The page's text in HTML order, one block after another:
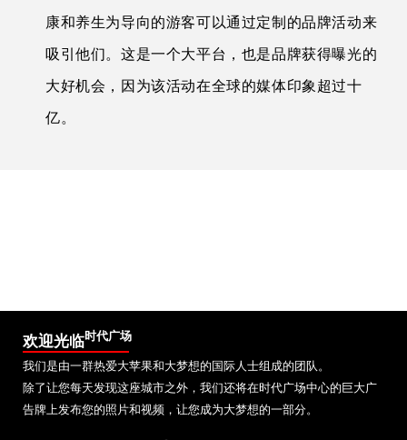
康和养生为导向的游客可以通过定制的品牌活动来
吸引他们。这是一个大平台，也是品牌获得曝光的
大好机会，因为该活动在全球的媒体印象超过十
亿。
欢迎光临时代广场
我们是由一群热爱大苹果和大梦想的国际人士组成的团队。
除了让您每天发现这座城市之外，我们还将在时代广场中心的巨大广
告牌上发布您的照片和视频，让您成为大梦想的一部分。